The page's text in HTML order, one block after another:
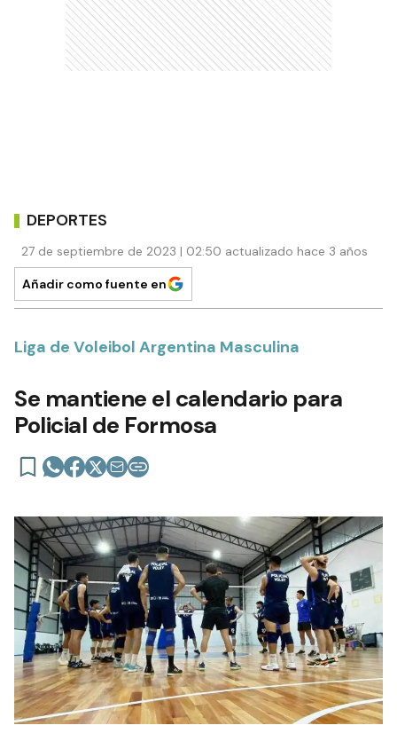
DEPORTES
27 de septiembre de 2023 | 02:50 actualizado hace 3 años
Añadir como fuente en
Liga de Voleibol Argentina Masculina
Se mantiene el calendario para
Policial de Formosa